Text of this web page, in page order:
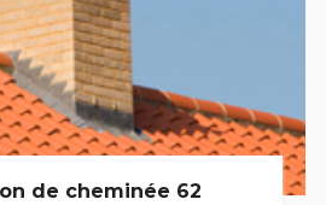
de cheminée 62